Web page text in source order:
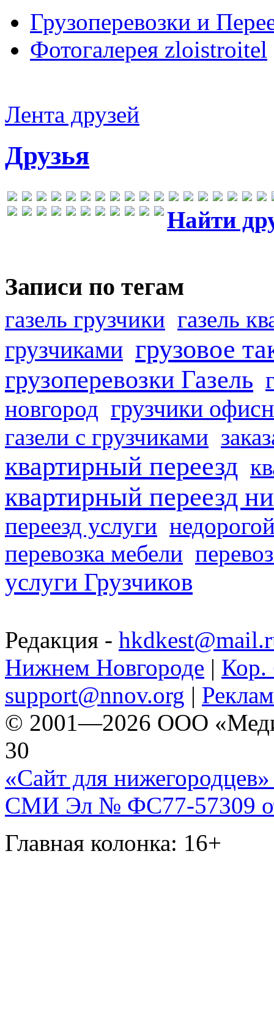
Грузоперевозки и
Фотогалерея zloistroitel
Лента друзей
Друзья
Найти
Записи по тегам
газель грузчики газель
грузчиками грузовое
грузоперевозки Газель
новгород грузчики
газели с грузчиками
квартирный переезд
квартирный переезд
переезд услуги
перевозка мебели
услуги Грузчиков
Редакция -
Нижнем Новгороде | Кор.
support@nnov.org |
© 2001—2026 ООО
30
«Сайт для нижегородцев»
СМИ Эл № ФС77-57309
Главная колонка: 16+